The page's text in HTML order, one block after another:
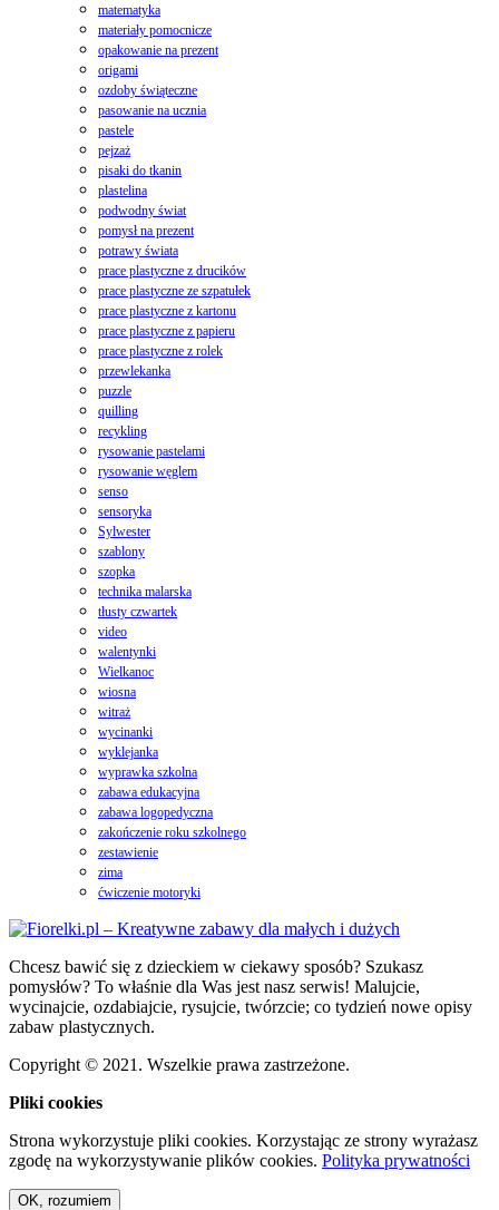
matematyka
materiały pomocnicze
opakowanie na prezent
origami
ozdoby świąteczne
pasowanie na ucznia
pastele
pejzaż
pisaki do tkanin
plastelina
podwodny świat
pomysł na prezent
potrawy świata
prace plastyczne z drucików
prace plastyczne ze szpatułek
prace plastyczne z kartonu
prace plastyczne z papieru
prace plastyczne z rolek
przewlekanka
puzzle
quilling
recykling
rysowanie pastelami
rysowanie węglem
senso
sensoryka
Sylwester
szablony
szopka
technika malarska
tłusty czwartek
video
walentynki
Wielkanoc
wiosna
witraż
wycinanki
wyklejanka
wyprawka szkolna
zabawa edukacyjna
zabawa logopedyczna
zakończenie roku szkolnego
zestawienie
zima
ćwiczenie motoryki
Chcesz bawić się z dzieckiem w ciekawy sposób? Szukasz
pomysłów? To właśnie dla Was jest nasz serwis! Malujcie,
wycinajcie, ozdabiajcie, rysujcie, twórzcie; co tydzień nowe opisy
zabaw plastycznych.
Copyright © 2021. Wszelkie prawa zastrzeżone.
Pliki cookies
Strona wykorzystuje pliki cookies. Korzystając ze strony wyrażasz
zgodę na wykorzystywanie plików cookies. Polityka prywatności
OK, rozumiem